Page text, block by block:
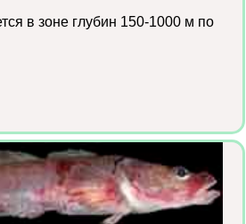
в зоне глубин 150-1000 м по